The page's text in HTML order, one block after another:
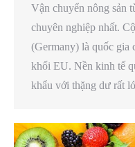
Vận chuyển nông sản
chuyên nghiệp nhất.
(Germany) là quốc gia
khối EU. Nền kinh tế
khẩu với thặng dư rất